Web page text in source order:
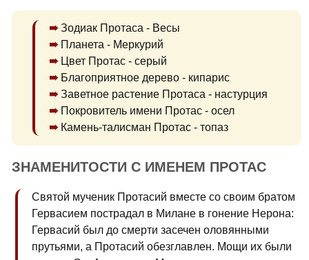
Зодиак Протаса - Весы
Планета - Меркурий
Цвет Протас - серый
Благоприятное дерево - кипарис
Заветное растение Протаса - настурция
Покровитель имени Протас - осел
Камень-талисман Протас - топаз
ЗНАМЕНИТОСТИ С ИМЕНЕМ ПРОТАС
Святой мученик Протасий вместе со своим братом
Гервасием пострадал в Милане в гонение Нерона:
Гервасий был до смерти засечен оловянными
прутьями, а Протасий обезглавлен. Мощи их были